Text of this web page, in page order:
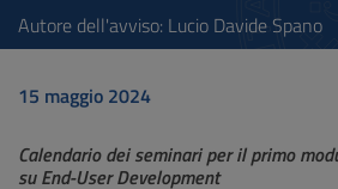
sito
Vai
Footer
Autore dell'avviso: Lucio Davide Spano
15 maggio 2024
Calendario dei seminari per il primo
su End-User Development